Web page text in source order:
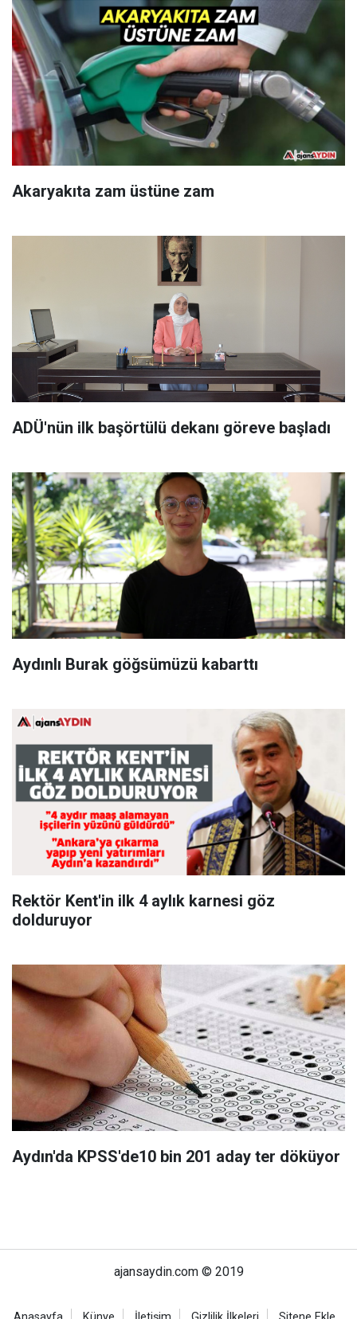
Akaryakıta zam üstüne zam
ADÜ'nün ilk başörtülü dekanı göreve başladı
Aydınlı Burak göğsümüzü kabarttı
Rektör Kent'in ilk 4 aylık karnesi göz
dolduruyor
Aydın'da KPSS'de10 bin 201 aday ter döküyor
ajansaydin.com © 2019